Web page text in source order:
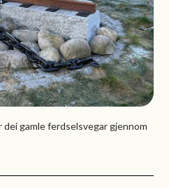
gamle ferdselsvegar gjennom